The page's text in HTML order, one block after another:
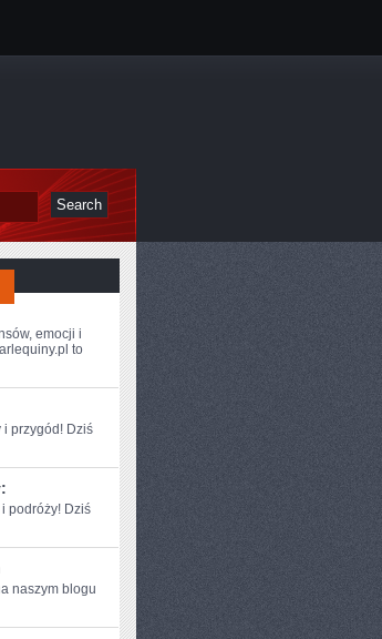
emocji i
to
i ⁢przygód! Dziś
podróży!​ Dziś‌
naszym‍ blogu